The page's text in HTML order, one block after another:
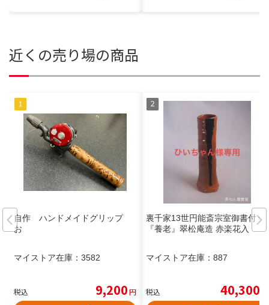
近くの売り場の商品
自作 ハンドメイドグリップ
お
マイストア在庫： 3582
税込 9,200円
裏千家13世円能斎宗室御書付 銘
『養老』翠松庵造 赤楽花入
マイストア在庫： 887
税込 40,300